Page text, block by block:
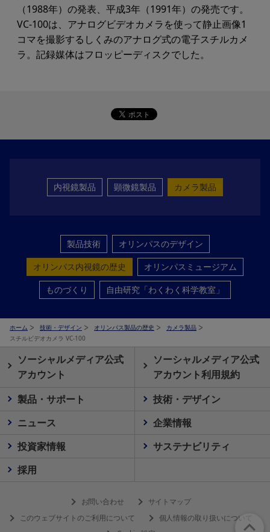
（1988年）の発表、平成3年（1991年）の発売です。
VC-100は、アナログビデオカメラを使って静止画像1
コマを撮影するしくみのアナログ式の電子スチルカメ
ラ。記録媒体はフロッピーディスクでした。
内視鏡製品 顕微鏡製品 カメラ製品
製品技術
オリンパスのデザイン
オリンパス内視鏡の歴史
オリンパスミュージアム
ものづくり
自由研究「わくわく科学教室」
ホーム 技術・デザイン オリンパス製品の歴史
カメラ製品
スチルビデオカメラ VC-100
ソーシャルメディア公式
アカウント
ソーシャルメディア公式
アカウント利用規約
製品・サポート
技術・デザイン
ニュース
企業情報
投資家情報
サステナビリティ
採用
お問い合わせ
サイトマップ
このウェブサイトのご利用について
個人情報の取り扱いについて